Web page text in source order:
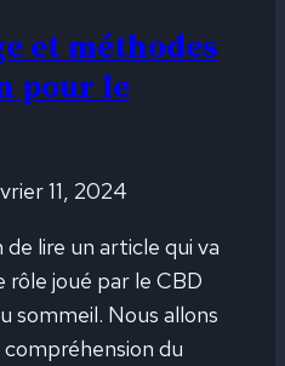
et méthodes
pour le
11, 2024
lire un article qui va
rôle joué par le CBD
sommeil. Nous allons
du